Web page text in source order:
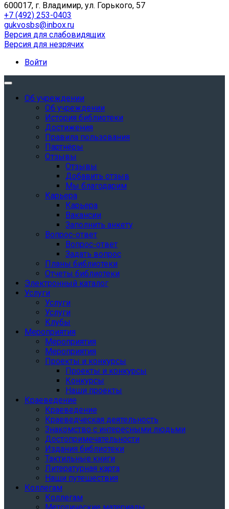
600017, г. Владимир, ул. Горького, 57
+7 (492) 253-0403
gukvosbs@inbox.ru
Версия для слабовидящих
Версия для незрячих
Войти
Об учреждении
Об учреждении
История библиотеки
Достижения
Правила пользования
Партнёры
Отзывы
Отзывы
Добавить отзыв
Мы благодарим
Карьера
Карьера
Вакансии
Заполнить анкету
Вопрос-ответ
Вопрос-ответ
Задать вопрос
Планы библиотеки
Отчеты библиотеки
Электронный каталог
Услуги
Услуги
Услуги
Клубы
Мероприятия
Мероприятия
Мероприятия
Проекты и конкурсы
Проекты и конкурсы
Конкурсы
Наши проекты
Краеведение
Краеведение
Краеведческая деятельность
Знакомство с интересными людьми
Достопримечательности
Издания библиотеки
Тактильные книги
Литературная карта
Наши путешествия
Коллегам
Коллегам